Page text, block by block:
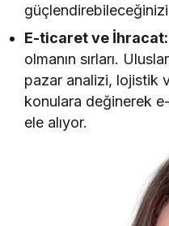
E-ticaret ve İhracat:
olmanın sırları.
pazar analizi, lojistik
konulara değinerek
ele alıyor.